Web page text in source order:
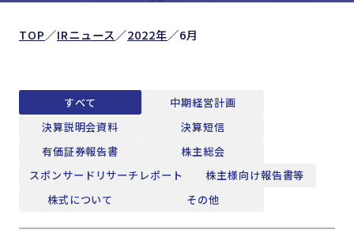
TOP／IRニュース／2022年／6月
すべて
中期経営計画
決算説明会資料
決算短信
有価証券報告書
株主総会
スポンサードリサーチレポート
株主様向け報告書等
株式について
その他